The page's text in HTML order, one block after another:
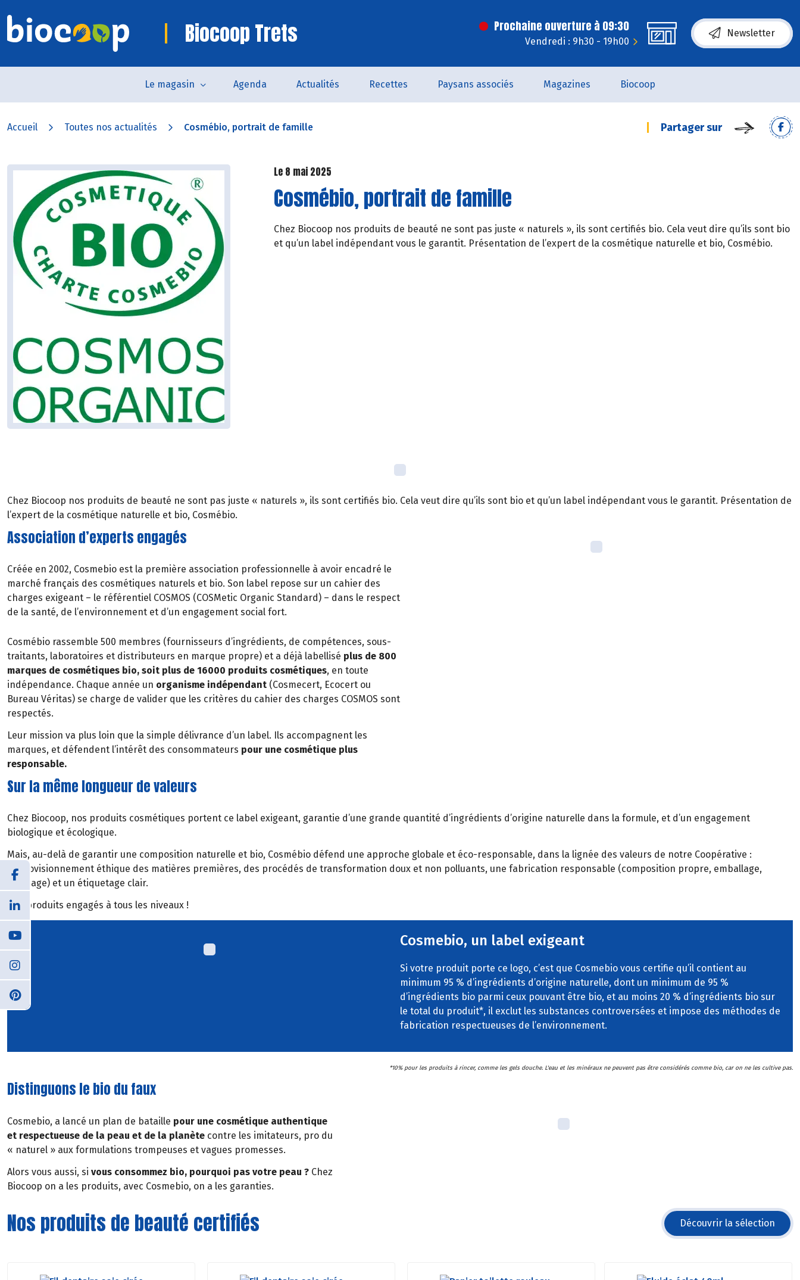
Biocoop Trets Prochaine ouverture à 09:30
Vendredi : 9h30 - 19h00
Newsletter
Le magasin Agenda Actualités Recettes Paysans associés Magazines Biocoop
Accueil Toutes nos actualités Cosmébio, portrait de famille Partager sur
Le 8 mai 2025
Cosmébio, portrait de famille
Chez Biocoop nos produits de beauté ne sont pas juste « naturels », ils sont certifiés bio. Cela veut dire qu’ils sont bio
et qu’un label indépendant vous le garantit. Présentation de l’expert de la cosmétique naturelle et bio, Cosmébio.
Chez Biocoop nos produits de beauté ne sont pas juste « naturels », ils sont certifiés bio. Cela veut dire qu’ils sont bio et qu’un label indépendant vous le garantit. Présentation de
l’expert de la cosmétique naturelle et bio, Cosmébio.
Association d’experts engagés
Créée en 2002, Cosmebio est la première association professionnelle à avoir encadré le
marché français des cosmétiques naturels et bio. Son label repose sur un cahier des
charges exigeant – le référentiel COSMOS (COSMetic Organic Standard) – dans le respect
de la santé, de l’environnement et d’un engagement social fort.
Cosmébio rassemble 500 membres (fournisseurs d’ingrédients, de compétences, sous-
traitants, laboratoires et distributeurs en marque propre) et a déjà labellisé plus de 800
marques de cosmétiques bio, soit plus de 16000 produits cosmétiques, en toute
indépendance. Chaque année un organisme indépendant (Cosmecert, Ecocert ou
Bureau Véritas) se charge de valider que les critères du cahier des charges COSMOS sont
respectés.
Leur mission va plus loin que la simple délivrance d’un label. Ils accompagnent les
marques, et défendent l’intérêt des consommateurs pour une cosmétique plus
responsable.
Sur la même longueur de valeurs
Chez Biocoop, nos produits cosmétiques portent ce label exigeant, garantie d’une grande quantité d’ingrédients d’origine naturelle dans la formule, et d’un engagement
biologique et écologique.
Mais, au-delà de garantir une composition naturelle et bio, Cosmébio défend une approche globale et éco-responsable, dans la lignée des valeurs de notre Coopérative :
approvisionnement éthique des matières premières, des procédés de transformation doux et non polluants, une fabrication responsable (composition propre, emballage,
stockage) et un étiquetage clair.
Des produits engagés à tous les niveaux !
Cosmebio, un label exigeant
Si votre produit porte ce logo, c’est que Cosmebio vous certifie qu’il contient au
minimum 95 % d’ingrédients d’origine naturelle, dont un minimum de 95 %
d’ingrédients bio parmi ceux pouvant être bio, et au moins 20 % d’ingrédients bio sur
le total du produit*, il exclut les substances controversées et impose des méthodes de
fabrication respectueuses de l’environnement.
*10% pour les produits à rincer, comme les gels douche. L'eau et les minéraux ne peuvent pas être considérés comme bio, car on ne les cultive pas.
Distinguons le bio du faux
Cosmebio, a lancé un plan de bataille pour une cosmétique authentique
et respectueuse de la peau et de la planète contre les imitateurs, pro du
« naturel » aux formulations trompeuses et vagues promesses.
Alors vous aussi, si vous consommez bio, pourquoi pas votre peau ? Chez
Biocoop on a les produits, avec Cosmebio, on a les garanties.
Nos produits de beauté certifiés Découvrir la sélection